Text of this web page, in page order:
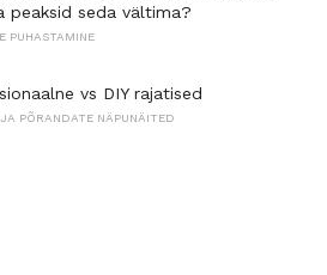
peaksid seda vältima?
PUHASTAMINE
vs DIY rajatised
PÕRANDATE NÄPUNÄITED